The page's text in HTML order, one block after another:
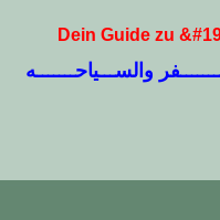
Dein Guide zu
والســـياحـــــــه